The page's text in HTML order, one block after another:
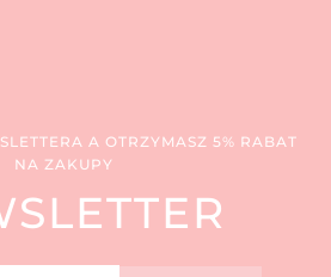
A OTRZYMASZ 5% RABAT
NA ZAKUPY